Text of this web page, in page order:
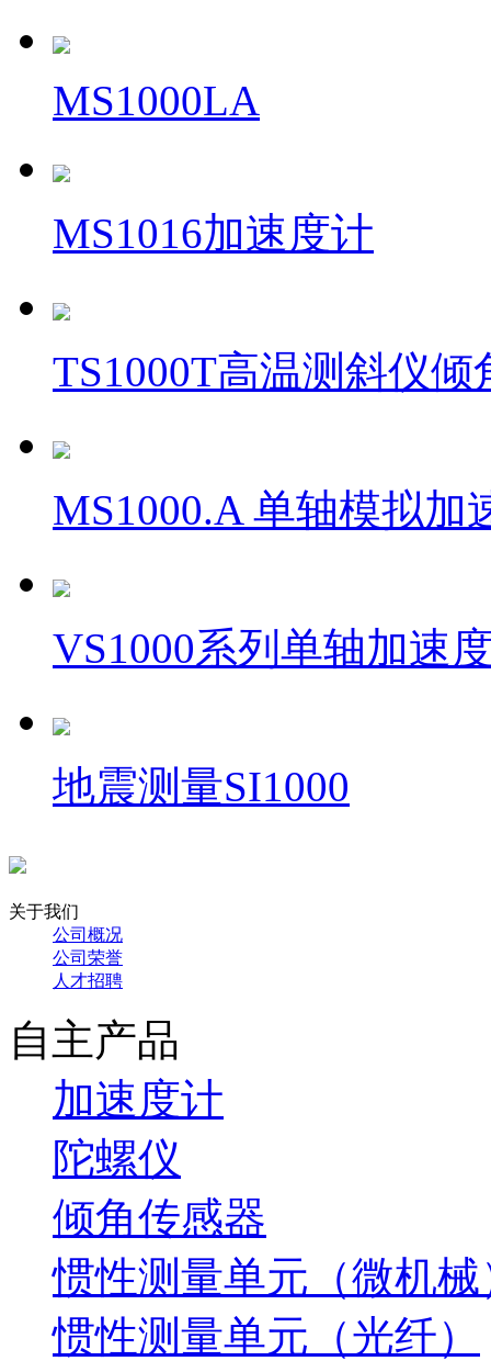
MS1000LA
MS1016加速度计
TS1000T高温测斜仪倾
MS1000.A 单轴模拟加
VS1000系列单轴加速
地震测量SI1000
关于我们
公司概况
公司荣誉
人才招聘
自主产品
加速度计
陀螺仪
倾角传感器
惯性测量单元（微机械
惯性测量单元（光纤）